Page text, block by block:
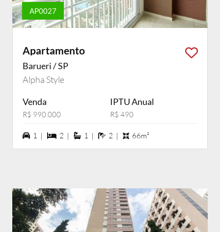
AP0027
Apartamento
Barueri / SP
Alpha Style
Venda
R$ 990.000
IPTU Anual
R$ 490
1 vagas na garagem
1 | 2 dormiórios
2 | 1 suítes
1 | 2 banheiros
2 | 66m²